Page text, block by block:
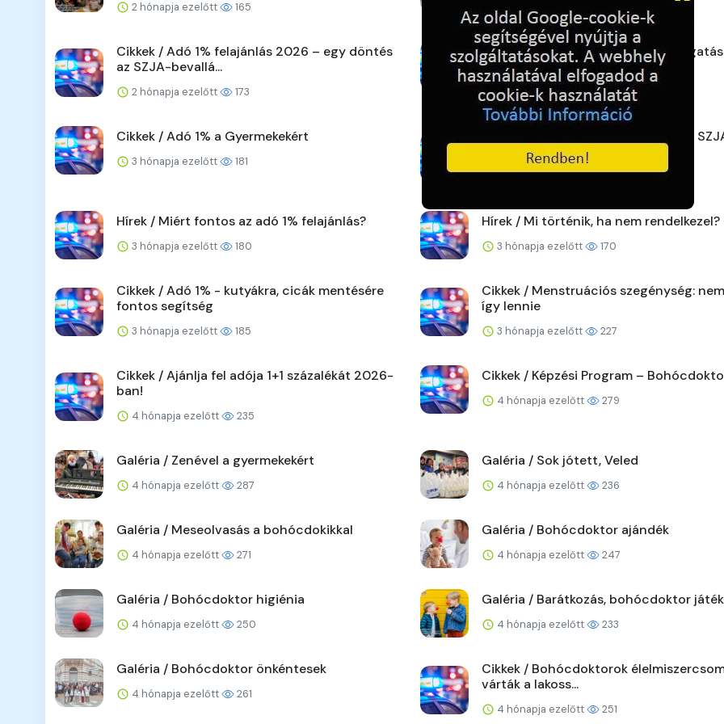
2 hónapja ezelőtt 165 2 hónapja ezelőtt
Cikkek / Adó 1% felajánlás 2026 – egy döntés
az SZJA-bevallá...
2 hónapja ezelőtt 173
Hírek / Adó 1% Bohócdoktor támogatás
2 hónapja ezelőtt 153
Cikkek / Adó 1% a Gyermekekért
3 hónapja ezelőtt 181
Hírek / Hova érdemes felajánlani az
3 hónapja ezelőtt 180
Hírek / Miért fontos az adó 1% felajánlás?
3 hónapja ezelőtt 180
Hírek / Mi történik, ha nem rendelkezel?
3 hónapja ezelőtt 170
Cikkek / Adó 1% - kutyákra, cicák mentésére
fontos segítség
3 hónapja ezelőtt 185
Cikkek / Menstruációs szegénység:
így lennie
3 hónapja ezelőtt 227
Cikkek / Ajánlja fel adója 1+1 százalékát 2026-
ban!
4 hónapja ezelőtt 235
Cikkek / Képzési Program –
4 hónapja ezelőtt 279
Galéria / Zenével a gyermekekért
4 hónapja ezelőtt 287
Galéria / Sok jótett, Veled
4 hónapja ezelőtt 236
Galéria / Meseolvasás a bohócdokikkal
4 hónapja ezelőtt 271
Galéria / Bohócdoktor ajándék
4 hónapja ezelőtt 247
Galéria / Bohócdoktor higiénia
4 hónapja ezelőtt 250
Galéria / Barátkozás, bohócdoktor játék
4 hónapja ezelőtt 233
Galéria / Bohócdoktor önkéntesek
4 hónapja ezelőtt 261
Cikkek / Bohócdoktorok
várták a lakoss...
4 hónapja ezelőtt 251